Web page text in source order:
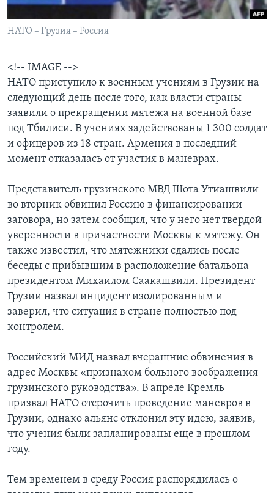
Learning English
Языки
НАТО – Грузия – Россия
<!-- IMAGE -->
НАТО приступило к военным учениям в Грузии на
следующий день после того, как власти страны
заявили о прекращении мятежа на военной базе
под Тбилиси. В учениях задействованы 1 300 солдат
и офицеров из 18 стран. Армения в последний
момент отказалась от участия в маневрах.
Представитель грузинского МВД Шота Утиашвили
во вторник обвинил Россию в финансировании
заговора, но затем сообщил, что у него нет твердой
уверенности в причастности Москвы к мятежу. Он
также известил, что мятежники сдались после
беседы с прибывшим в расположение батальона
президентом Михаилом Саакашвили. Президент
Грузии назвал инцидент изолированным и
заверил, что ситуация в стране полностью под
контролем.
Российский МИД назвал вчерашние обвинения в
адрес Москвы «признаком больного воображения
грузинского руководства». В апреле Кремль
призвал НАТО отсрочить проведение маневров в
Грузии, однако альянс отклонил эту идею, заявив,
что учения были запланированы еще в прошлом
году.
Тем временем в среду Россия распорядилась о